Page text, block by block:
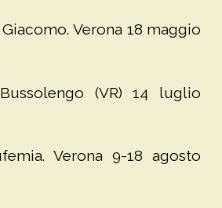
Verona 18 maggio
(VR) 14 luglio
Verona 9-18 agosto